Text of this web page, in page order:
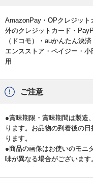
AmazonPay・OPクレジッ
外のクレジットカード・
（ドコモ）・auかんたん決
エンスストア・ペイジー・
用
ご注意
●賞味期限・賞味期間は製造
ります。お品物の到着後の
ります。
●商品の画像はお使いのモニ
味が異なる場合がございます